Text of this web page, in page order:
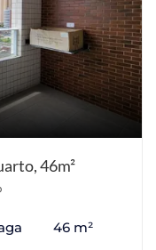
46m²
46 m²